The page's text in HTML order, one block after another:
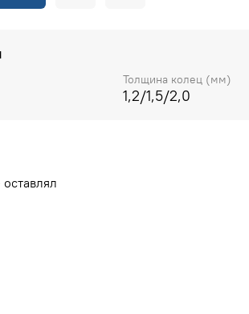
Толщина колец (мм)
1,2/1,5/2,0